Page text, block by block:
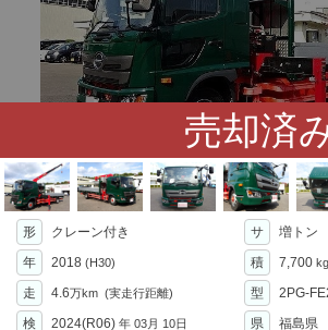
売却済
形 クレーン付き サ
増トン
年
2018 (H30) 積 7,700 kg
走 4.6万km (実走行距離) 型
2PG-
検
2024(R06) 年 03月 10日 県 福島県